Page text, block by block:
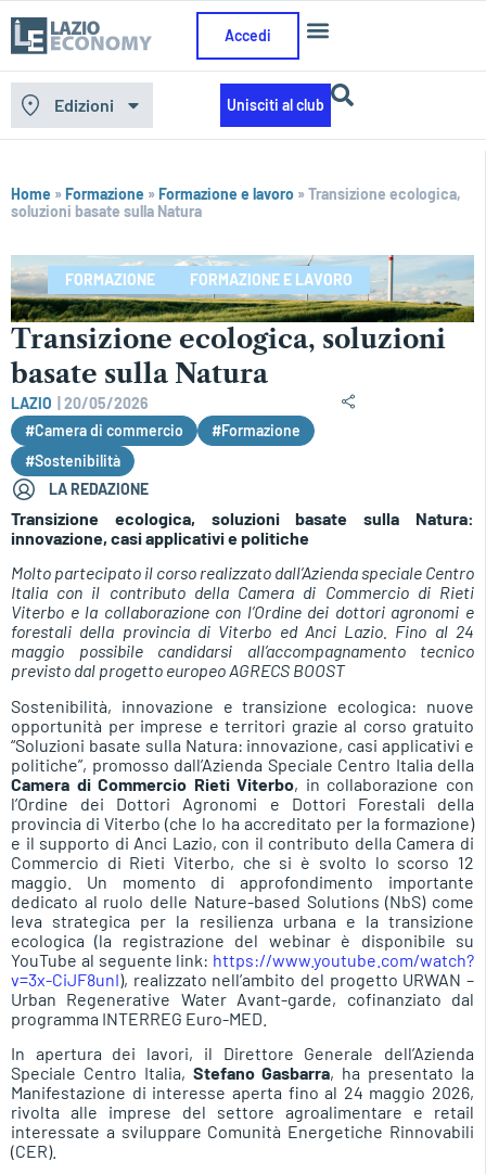
Accedi
Edizioni Unisciti al club
Home »Formazione »Formazione e lavoro »Transizione ecologica,
soluzioni basate sulla Natura
FORMAZIONE FORMAZIONE E LAVORO
Transizione ecologica, soluzioni
basate sulla Natura
LAZIO
20/05/2026
#Camera di commercio
#Formazione
#Sostenibilità
LA REDAZIONE
Transizione ecologica, soluzioni basate sulla Natura:
innovazione, casi applicativi e politiche
Molto partecipato il corso realizzato dall’Azienda speciale Centro
Italia con il contributo della Camera di Commercio di Rieti
Viterbo e la collaborazione con l’Ordine dei dottori agronomi e
forestali della provincia di Viterbo ed Anci Lazio. Fino al 24
maggio possibile candidarsi all’accompagnamento tecnico
previsto dal progetto europeo AGRECS BOOST
Sostenibilità, innovazione e transizione ecologica: nuove
opportunità per imprese e territori grazie al corso gratuito
“Soluzioni basate sulla Natura: innovazione, casi applicativi e
politiche”, promosso dall’Azienda Speciale Centro Italia della
Camera di Commercio Rieti Viterbo, in collaborazione con
l’Ordine dei Dottori Agronomi e Dottori Forestali della
provincia di Viterbo (che lo ha accreditato per la formazione)
e il supporto di Anci Lazio, con il contributo della Camera di
Commercio di Rieti Viterbo, che si è svolto lo scorso 12
maggio. Un momento di approfondimento importante
dedicato al ruolo delle Nature-based Solutions (NbS) come
leva strategica per la resilienza urbana e la transizione
ecologica (la registrazione del webinar è disponibile su
YouTube al seguente link: https://www.youtube.com/watch?
v=3x-CiJF8unI), realizzato nell’ambito del progetto URWAN –
Urban Regenerative Water Avant-garde, cofinanziato dal
programma INTERREG Euro-MED.
In apertura dei lavori, il Direttore Generale dell’Azienda
Speciale Centro Italia, Stefano Gasbarra, ha presentato la
Manifestazione di interesse aperta fino al 24 maggio 2026,
rivolta alle imprese del settore agroalimentare e retail
interessate a sviluppare Comunità Energetiche Rinnovabili
(CER).